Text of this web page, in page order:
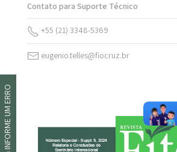
Contato para Suporte Técnico
+55 (21) 3348-5369
eugenio.telles@fiocruz.br
INFORME UM ERRO